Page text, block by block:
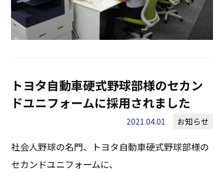
トヨタ自動車硬式野球部様のセカン
ドユニフォームに採用されました
2021.04.01 お知らせ
社会人野球の名門、トヨタ自動車硬式野球部様の
セカンドユニフォームに、